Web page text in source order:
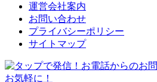
運営会社案内
お問い合わせ
プライバシーポリシー
サイトマップ